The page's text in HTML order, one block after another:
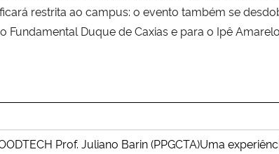
restrita ao campus: o evento também se
Duque de Caxias e para o Ipê
Prof. Juliano Barin (PPGCTA)Uma